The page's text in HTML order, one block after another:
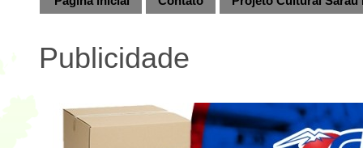
Publicidade